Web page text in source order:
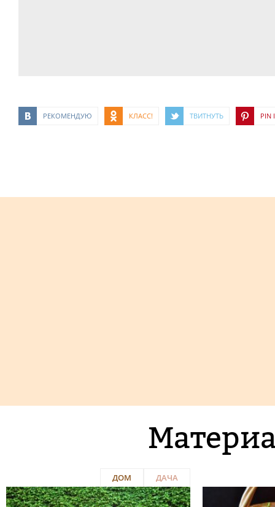
РЕКОМЕНДУЮ КЛАСС! ТВИТНУТЬ PIN
ДАЧА
ДОМ